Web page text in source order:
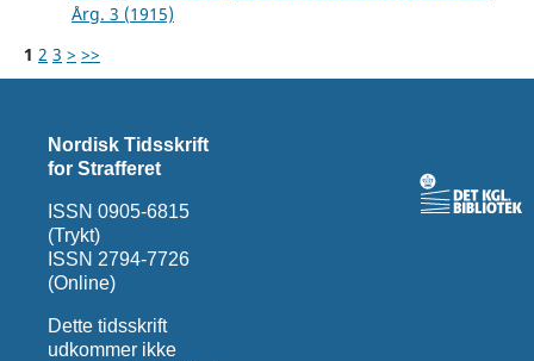
Årg. 3 (1915)
1 2 3 > >>
Nordisk Tidsskrift
for Strafferet
ISSN 0905-6815
(Trykt)
ISSN 2794-7726
(Online)
Dette tidsskrift
udkommer ikke